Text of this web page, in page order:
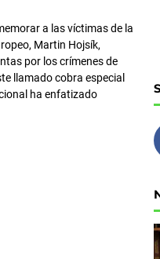
a las víctimas de la
Martin Hojsík,
por los crímenes de
llamado cobra especial
ha enfatizado